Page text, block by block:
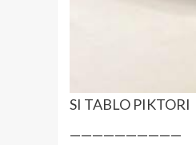
SI TABLO PIKTORI
——————————